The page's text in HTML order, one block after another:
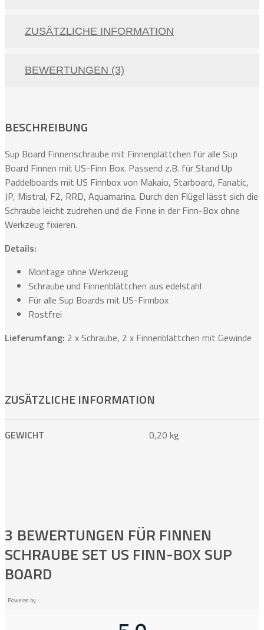
ZUSÄTZLICHE INFORMATION
BEWERTUNGEN (3)
BESCHREIBUNG
Sup Board Finnenschraube mit Finnenplättchen für alle Sup
Board Finnen mit US-Finn Box. Passend z.B. für Stand Up
Paddelboards mit US Finnbox von Makaio, Starboard, Fanatic,
JP, Mistral, F2, RRD, Aquamarina. Durch den Flügel lässt sich die
Schraube leicht zudrehen und die Finne in der Finn-Box ohne
Werkzeug fixieren.
Details:
Montage ohne Werkzeug
Schraube und Finnenblättchen aus edelstahl
Für alle Sup Boards mit US-Finnbox
Rostfrei
Lieferumfang: 2 x Schraube, 2 x Finnenblättchen mit Gewinde
ZUSÄTZLICHE INFORMATION
GEWICHT 0,20 kg
3 BEWERTUNGEN FÜR FINNEN
SCHRAUBE SET US FINN-BOX SUP
BOARD
Powered by